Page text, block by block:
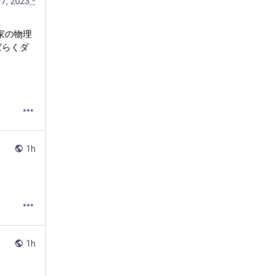
の物理
くダ
1h
1h